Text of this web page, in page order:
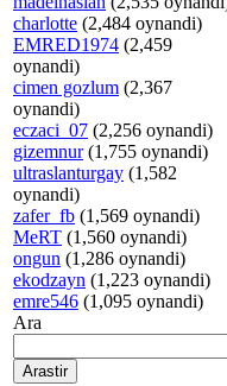
charlotte (2,484 oynandi)
EMRED1974 (2,459
oynandi)
cimen gozlum (2,367
oynandi)
eczaci_07 (2,256 oynandi)
gizemnur(1,755 oynandi)
ultraslanturgay (1,582
oynandi)
zafer_fb (1,569 oynandi)
MeRT (1,560 oynandi)
ongun (1,286 oynandi)
ekodzayn (1,223 oynandi)
emre546 (1,095 oynandi)
Ara